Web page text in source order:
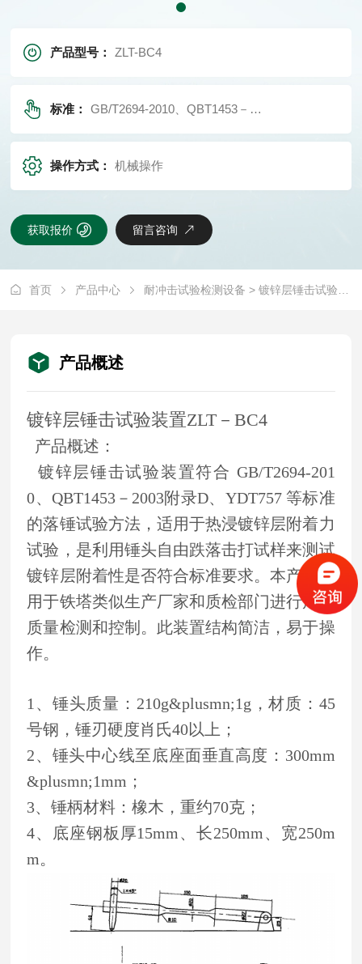
产品型号： ZLT-BC4
标准： GB/T2694-2010、QBT1453－2003附录D、YDT757
操作方式： 机械操作
获取报价 留言咨询
首页 产品中心 耐冲击试验检测设备 > 镀锌层锤击试验装置ZLT-BC4
产品概述
镀锌层锤击试验装置ZLT－BC4
产品概述：
镀锌层锤击试验装置符合 GB/T2694-201
0、QBT1453－2003附录D、YDT757 等标准
的落锤试验方法，适用于热浸镀锌层附着力
试验，是利用锤头自由跌落击打试样来测试
镀锌层附着性是否符合标准要求。本产品适
用于铁塔类似生产厂家和质检部门进行产品
质量检测和控制。此装置结构简洁，易于操
作。
1、锤头质量：210g&plusmn;1g，材质：45
号钢，锤刃硬度肖氏40以上；
2、锤头中心线至底座面垂直高度：300mm
&plusmn;1mm；
3、锤柄材料：橡木，重约70克；
4、底座钢板厚15mm、长250mm、宽250m
m。